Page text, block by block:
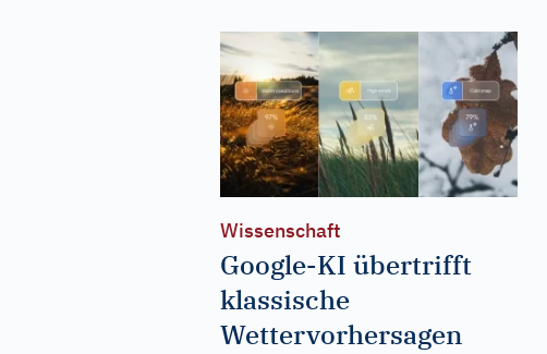
Wissenschaft
Google-KI übertrifft
klassische
Wettervorhersagen